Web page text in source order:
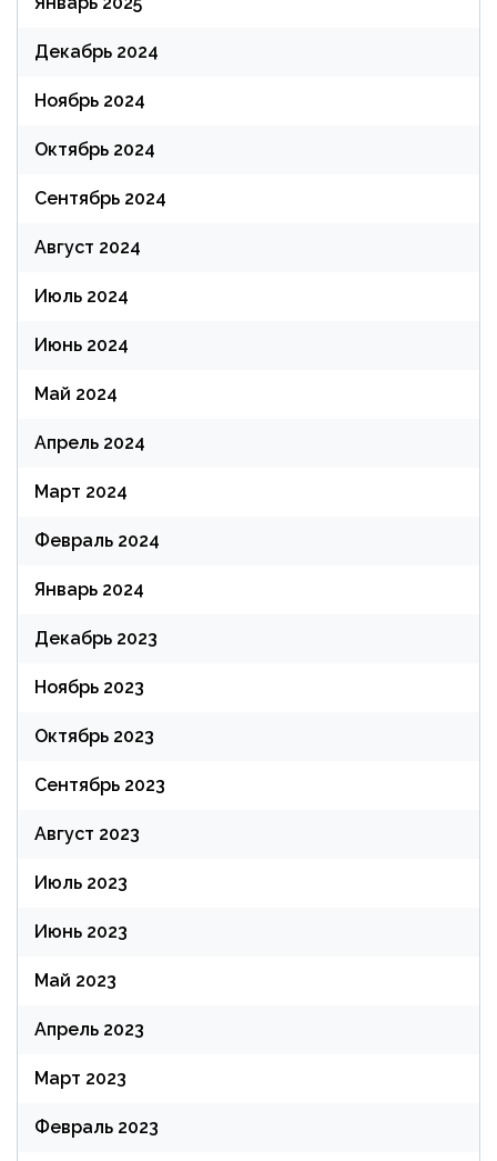
Декабрь 2024
Ноябрь 2024
Октябрь 2024
Сентябрь 2024
Август 2024
Июль 2024
Июнь 2024
Май 2024
Апрель 2024
Март 2024
Февраль 2024
Январь 2024
Декабрь 2023
Ноябрь 2023
Октябрь 2023
Сентябрь 2023
Август 2023
Июль 2023
Июнь 2023
Май 2023
Апрель 2023
Март 2023
Февраль 2023